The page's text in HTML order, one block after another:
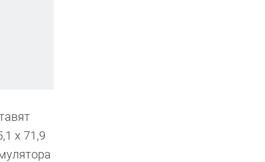
x 71,9